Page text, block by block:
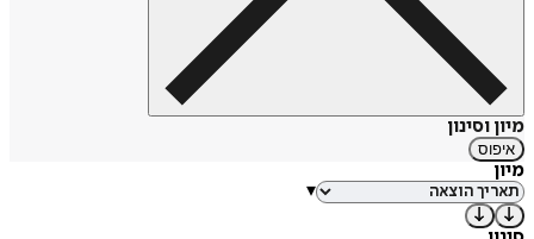
מיון וסינון
איפוס
מיון
▾